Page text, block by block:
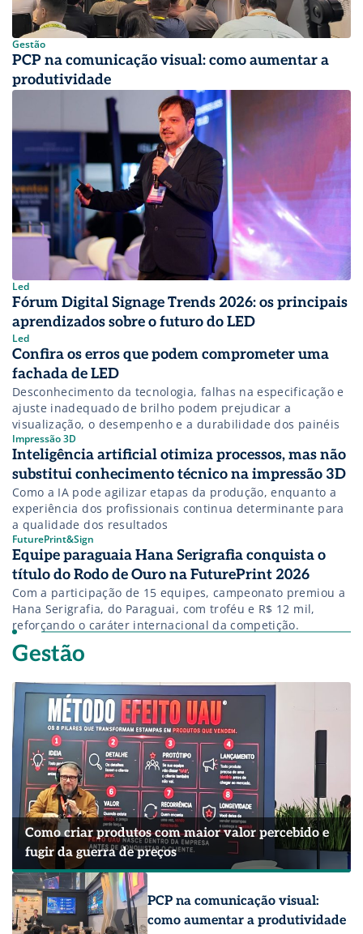
Gestão
PCP na comunicação visual: como aumentar a
produtividade
Led
Fórum Digital Signage Trends 2026: os principais
aprendizados sobre o futuro do LED
Led
Confira os erros que podem comprometer uma
fachada de LED
Desconhecimento da tecnologia, falhas na especificação e
ajuste inadequado de brilho podem prejudicar a
visualização, o desempenho e a durabilidade dos painéis
Impressão 3D
Inteligência artificial otimiza processos, mas não
substitui conhecimento técnico na impressão 3D
Como a IA pode agilizar etapas da produção, enquanto a
experiência dos profissionais continua determinante para
a qualidade dos resultados
FuturePrint&Sign
Equipe paraguaia Hana Serigrafia conquista o
título do Rodo de Ouro na FuturePrint 2026
Com a participação de 15 equipes, campeonato premiou a
Hana Serigrafia, do Paraguai, com troféu e R$ 12 mil,
reforçando o caráter internacional da competição.
Gestão
Como criar produtos com maior valor percebido e
fugir da guerra de preços
PCP na comunicação visual:
como aumentar a produtividade